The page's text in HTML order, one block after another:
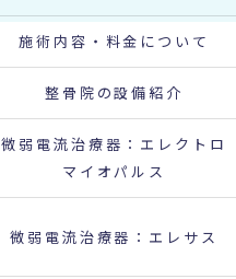
施術内容・料金について
整骨院の設備紹介
微弱電流治療器：エレクトロ
マイオパルス
微弱電流治療器：エレサス